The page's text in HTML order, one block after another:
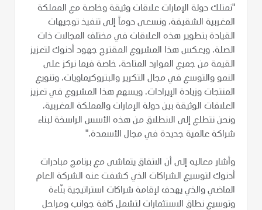
"تمتلك دولة الإمارات علاقات وثيقة وخاصة مع المملكة
المغربية الشقيقة، ونسعى دوماً إلى تنفيذ توجيهات
القيادة بتطوير هذه العلاقات في مختلف المجالات ذات
الصلة. ويعكس هذا المشروع المقترح جهود أدنوك لتعزيز
القيمة من جميع الموارد المتاحة، خاصة فيما نركز على
النمو والتوسع في مجال التكرير والبتروكيماويات، وتنويع
المنتجات وزيادة الإيرادات. ويسهم هذا المشروع في تعزيز
العلاقات الوثيقة بين دولة الإمارات والمملكة المغربية،
ونحن نتطلع إلى الانطلاق من هذه الأسس الراسخة لبناء
شراكة عالمية جديدة في مجال الأسمدة."
وأشار معاليه إلى أن الاتفاق يتماشى مع برنامج مبادرات
أدنوك لتوسيع الشراكات الذي كشفت عنه الشركة العام
الماضي والذي يهدف لإقامة شراكات استراتيجية بنّاءة
وتوسيع نطاق الاستثمارات لتشمل كافة جوانب ومراحل